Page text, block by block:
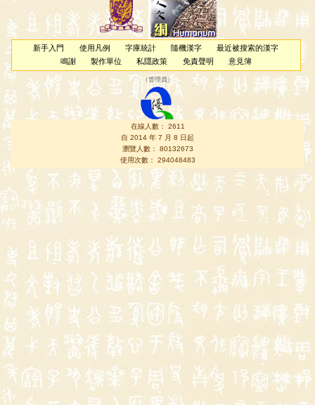
新手入門 使用凡例 字庫統計 隨機漢字
最近被搜索的漢字
鳴謝
製作單位 私隱政策 免責聲明 意見簿
（管理員 ）
在線人數： 2611
自 2014 年 7 月 8 日起
瀏覽人數： 80132673
使用次數： 294048483